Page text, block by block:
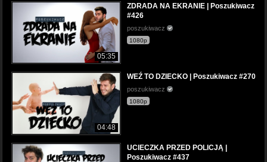
05:35
ZDRADA NA EKRANIE | Poszukiwacz
#426
poszukiwacz
1080p
04:48
WEŹ TO DZIECKO | Poszukiwacz #270
poszukiwacz
1080p
UCIECZKA PRZED POLICJĄ |
Poszukiwacz #437